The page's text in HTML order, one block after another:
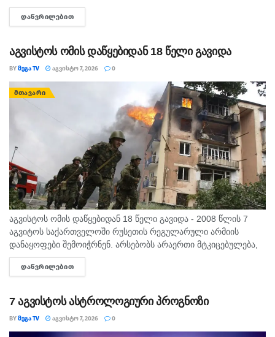
მომესალმე, თურმე. ისღა დაგვრჩა ნუგეშად, შენი თავი
გვაპოვნინო..." - 6...
ᲓᲐᲬᲕᲠᲘᲚᲔᲑᲘᲗ
აგვისტოს ომის დაწყებიდან 18 წელი გავიდა
BYᲛᲔᲒᲐ TV ᲐᲒᲕᲘᲡᲢᲝ 7, 2026 0
ᲛᲗᲐᲕᲐᲠᲘ
აგვისტოს ომის დაწყებიდან 18 წელი გავიდა - 2008 წლის 7
აგვიტოს საქართველოში რუსეთის რეგულარული არმიის
დანაყოფები შემოიჭრნენ. არსებობს არაერთი მტკიცებულება,
რომლითაც დადასტურდა, რომ რუსეთის ჯარმა საქართველოს
სახელმწიფო საზღვარი სწორედ 7...
ᲓᲐᲬᲕᲠᲘᲚᲔᲑᲘᲗ
7 აგვისტოს ასტროლოგიური პროგნოზი
BYᲛᲔᲒᲐ TV ᲐᲒᲕᲘᲡᲢᲝ 7, 2026 0